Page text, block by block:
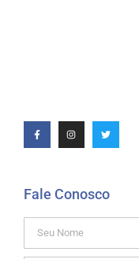
Fale Conosco